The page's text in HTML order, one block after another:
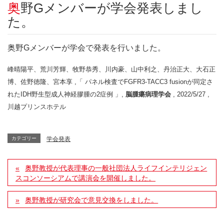
奥野Gメンバーが学会発表しまし
た。
奥野Gメンバーが学会で発表を行いました。
峰晴陽平、荒川芳輝、牧野恭秀、川内豪、山中利之、丹治正大、大石正
博、佐野徳隆、宮本享 ,「 パネル検査でFGFR3-TACC3 fusionが同定さ
れたIDH野生型成人神経膠腫の2症例 」, 脳腫瘍病理学会 , 2022/5/27 ,
川越プリンスホテル
カテゴリー 学会発表
奥野教授が代表理事の一般社団法人ライフインテリジェン
スコンソーシアムで講演会を開催しました。
奥野教授が研究会で意見交換をしました。